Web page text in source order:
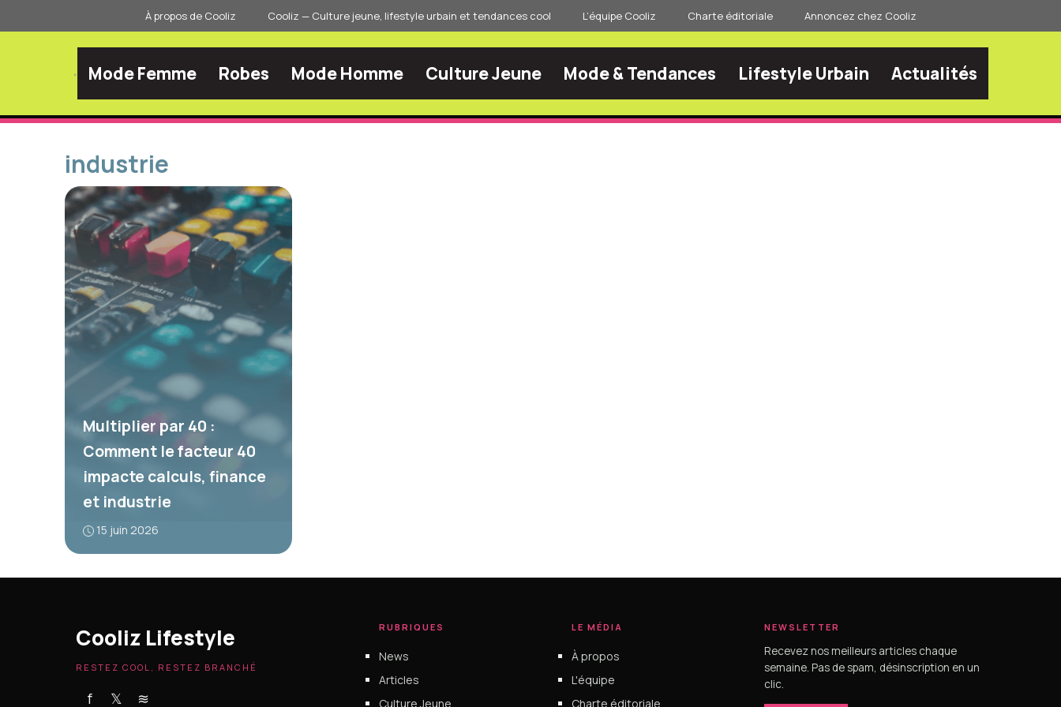
au
À propos de Cooliz Cooliz — Culture jeune, lifestyle urbain et tendances cool L’équipe Cooliz Charte éditoriale Annoncez chez Cooliz
Mode Femme Robes Mode Homme Culture Jeune Mode & Tendances Lifestyle Urbain Actualités
industrie
Multiplier par 40 :
Comment le facteur 40
impacte calculs, finance
et industrie
15 juin 2026
Cooliz Lifestyle
RESTEZ COOL, RESTEZ BRANCHÉ
f 𝕏 ≋
RUBRIQUES
News
Articles
Culture Jeune
LE MÉDIA
À propos
L'équipe
Charte éditoriale
NEWSLETTER
Recevez nos meilleurs articles chaque
semaine. Pas de spam, désinscription en un
clic.